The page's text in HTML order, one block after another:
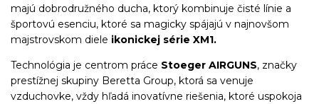
majú dobrodružného ducha, ktorý kombinuje čisté línie a
športovú esenciu, ktoré sa magicky spájajú v najnovšom
majstrovskom diele ikonickej série XM1.
Technológia je centrom práce Stoeger AIRGUNS, značky
prestížnej skupiny Beretta Group, ktorá sa venuje
vzduchovke, vždy hľadá inovatívne riešenia, ktoré uspokoja